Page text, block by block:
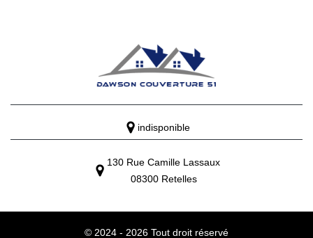
indisponible
130 Rue Camille Lassaux
08300 Retelles
© 2024 - 2026 Tout droit réservé